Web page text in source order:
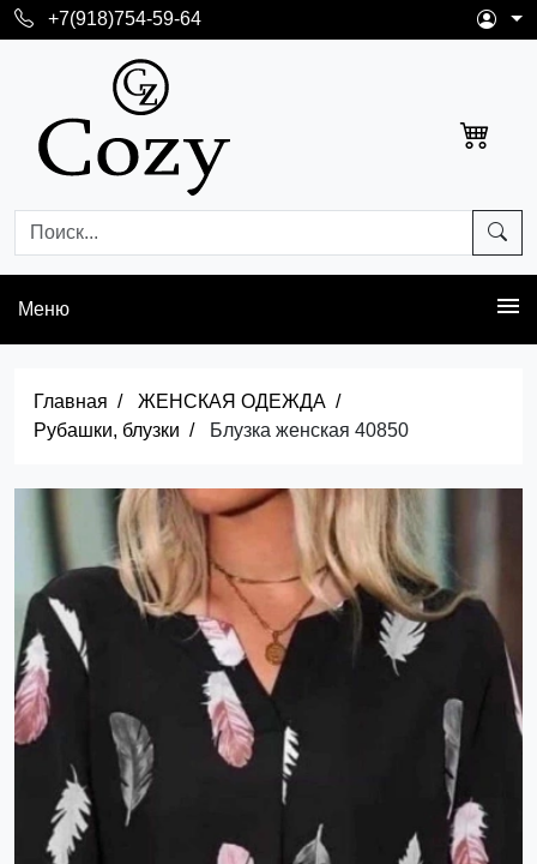
+7(918)754-59-64
Меню
Главная
ЖЕНСКАЯ ОДЕЖДА
Рубашки, блузки
Блузка женская 40850